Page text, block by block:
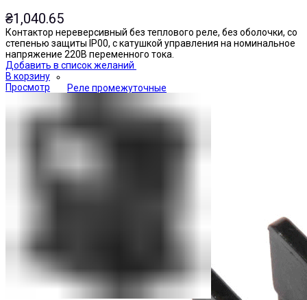
Реле промежуточные
₴1,040.65
Контактор нереверсивный без теплового реле, без оболочки, со
степенью защиты IP00, с катушкой управления на номинальное
напряжение 220В переменного тока.
Добавить в список желаний
В корзину
Просмотр